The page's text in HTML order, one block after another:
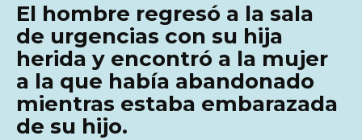
El hombre regresó a la sala
de urgencias con su hija
herida y encontró a la mujer
a la que había abandonado
mientras estaba embarazada
de su hijo.